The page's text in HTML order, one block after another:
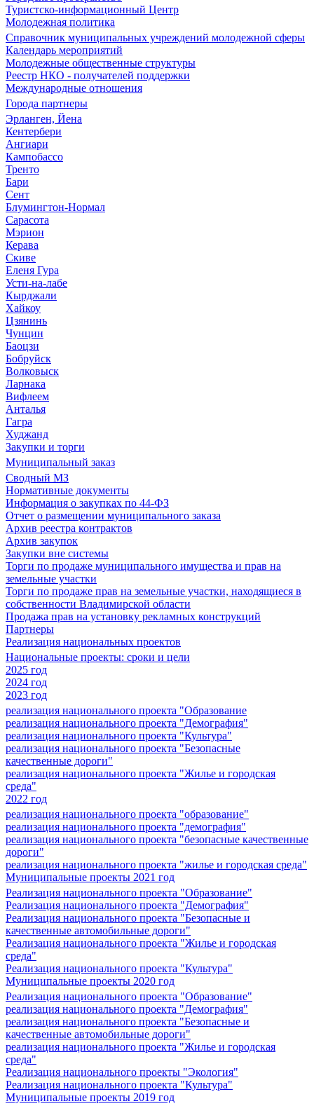
Туристско-информационный Центр
Молодежная политика
Справочник муниципальных учреждений молодежной сферы
Календарь мероприятий
Молодежные общественные структуры
Реестр НКО - получателей поддержки
Международные отношения
Города партнеры
Эрланген, Йена
Кентербери
Ангиари
Кампобассо
Тренто
Бари
Сент
Блумингтон-Нормал
Сарасота
Мэрион
Керава
Скиве
Еленя Гура
Усти-на-лабе
Кырджали
Хайкоу
Цзянинь
Чунцин
Баоцзи
Бобруйск
Волковыск
Ларнака
Вифлеем
Анталья
Гагра
Худжанд
Закупки и торги
Муниципальный заказ
Сводный МЗ
Нормативные документы
Информация о закупках по 44-ФЗ
Отчет о размещении муниципального заказа
Архив реестра контрактов
Архив закупок
Закупки вне системы
Торги по продаже муниципального имущества и прав на
земельные участки
Торги по продаже прав на земельные участки, находящиеся в
собственности Владимирской области
Продажа прав на установку рекламных конструкций
Партнеры
Реализация национальных проектов
Национальные проекты: сроки и цели
2025 год
2024 год
2023 год
реализация национального проекта "Образование
реализация национального проекта "Демография"
реализация национального проекта "Культура"
реализация национального проекта "Безопасные
качественные дороги"
реализация национального проекта "Жилье и городская
среда"
2022 год
реализация национального проекта "образование"
реализация национального проекта "демография"
реализация национального проекта "безопасные качественные
дороги"
реализация национального проекта "жилье и городская среда"
Муниципальные проекты 2021 год
Реализация национального проекта "Образование"
Реализация национального проекта "Демография"
Реализация национального проекта "Безопасные и
качественные автомобильные дороги"
Реализация национального проекта "Жилье и городская
среда"
Реализация национального проекта "Культура"
Муниципальные проекты 2020 год
Реализация национального проекта "Образование"
реализация национального проекта "Демография"
реализация национального проекта "Безопасные и
качественные автомобильные дороги"
реализация национального проекта "Жилье и городская
среда"
Реализация национального проекты "Экология"
Реализация национального проекта "Культура"
Муниципальные проекты 2019 год